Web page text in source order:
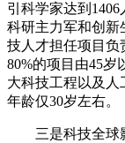
引科学家达到
科研主力军和创新
技人才担任项目负
80%的项目由45岁
大科技工程以及人
年龄仅30岁左右。
三是科技全球影